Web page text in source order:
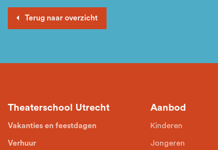
Terug naar overzicht
Theaterschool Utrecht
Vakanties en feestdagen
Verhuur
Aanbod
Kinderen
Jongeren